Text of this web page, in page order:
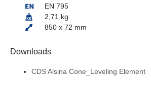
EN 795
2,71 kg
850 x 72 mm
Downloads
CDS Alsina Cone_Leveling Element